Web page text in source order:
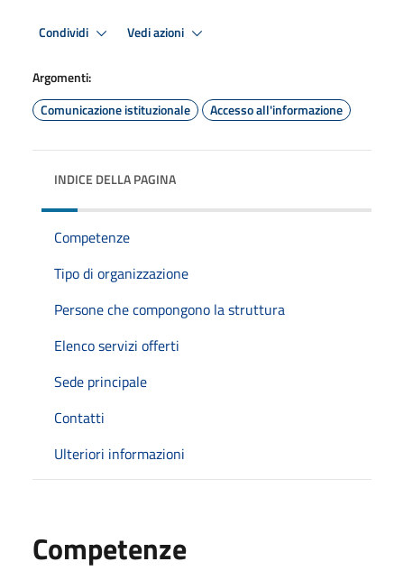
Condividi Vedi azioni
Argomenti:
Comunicazione istituzionale
Accesso all'informazione
INDICE DELLA PAGINA
Competenze
Tipo di organizzazione
Persone che compongono la struttura
Elenco servizi offerti
Sede principale
Contatti
Ulteriori informazioni
Competenze